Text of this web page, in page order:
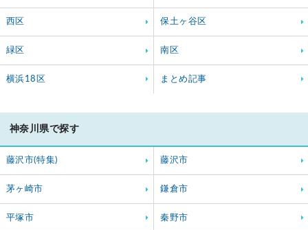
西区 保土ヶ谷区
緑区 南区
横浜18区 まとめ記事
神奈川県で探す
藤沢市(特集) 藤沢市
茅ヶ崎市 鎌倉市
平塚市 秦野市